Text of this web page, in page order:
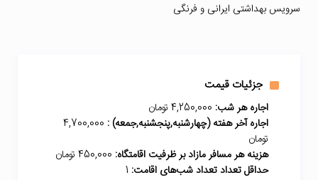
سرویس بهداشتی ایرانی و فرنگی
جزئیات قیمت
اجاره هر شب:
اجاره آخر هفته (چهارشنبه,پنجشنبه,جمعه) : 4,700,000
تومان
هزینه هر مسافر مازاد بر ظرفیت اقامتگاه:
حداقل تعداد تعداد شب‌های اقامت: